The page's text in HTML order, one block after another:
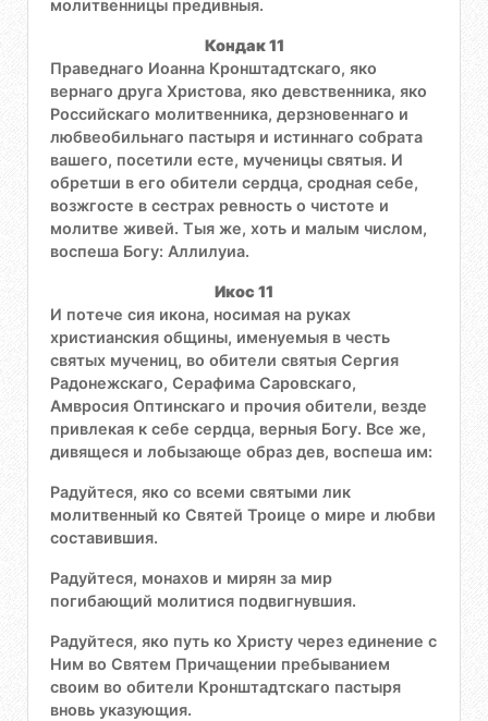
молитвенницы предивныя.
Кондак 11
Праведнаго Иоанна Кронштадтскаго, яко
вернаго друга Христова, яко девственника, яко
Российскаго молитвенника, дерзновеннаго и
любвеобильнаго пастыря и истиннаго собрата
вашего, посетили есте, мученицы святыя. И
обретши в его обители сердца, сродная себе,
возжгосте в сестрах ревность о чистоте и
молитве живей. Тыя же, хоть и малым числом,
воспеша Богу: Аллилуиа.
Икос 11
И потече сия икона, носимая на руках
христианския общины, именуемыя в честь
святых мучениц, во обители святыя Сергия
Радонежскаго, Серафима Саровскаго,
Амвросия Оптинскаго и прочия обители, везде
привлекая к себе сердца, верныя Богу. Все же,
дивящеся и лобызающе образ дев, воспеша им:
Радуйтеся, яко со всеми святыми лик
молитвенный ко Святей Троице о мире и любви
составившия.
Радуйтеся, монахов и мирян за мир
погибающий молитися подвигнувшия.
Радуйтеся, яко путь ко Христу через единение с
Ним во Святем Причащении пребыванием
своим во обители Кронштадтскаго пастыря
вновь указующия.